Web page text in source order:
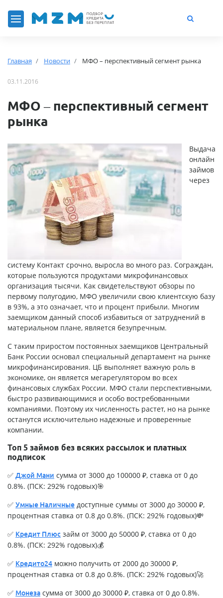
Главная Новости МФО – перспективный сегмент рынка
03.11.2016
МФО – перспективный сегмент
рынка
Выдача
онлайн
займов
через
систему Контакт срочно, выросла во много раз. Сограждан,
которые пользуются продуктами микрофинансовых
организация тысячи. Как свидетельствуют обзоры по
первому полугодию, МФО увеличили свою клиентскую базу
в 93%, а это означает, что и процент прибыли. Многим
заемщиком данный способ избавиться от затруднений в
материальном плане, является безупречным.
С таким приростом постоянных заемщиков Центральный
Банк России основал специальный департамент на рынке
микрофинансирования. ЦБ выполняет важную роль в
экономике, он является мегарегулятором во всех
финансовых службах России. МФО стали перспективными,
быстро развивающимися и особо востребованными
компаниями. Поэтому их численность растет, но на рынке
останутся исключительно надежные и проверенные
компании.
Топ 5 займов без всяких рассылок и платных
подписок
✅ Джой Мани сумма от 3000 до 100000 ₽, ставка от 0 до
0.8%. (ПСК: 292% годовых)🎯
✅ Умные Наличные доступные суммы от 3000 до 30000 ₽,
процентная ставка от 0.8 до 0.8%. (ПСК: 292% годовых)💸
✅ Кредит Плюс займ от 3000 до 50000 ₽, ставка от 0 до
0.8%. (ПСК: 292% годовых)💰
✅ Кредито24 можно получить от 2000 до 30000 ₽,
процентная ставка от 0.8 до 0.8%. (ПСК: 292% годовых)🚀
✅ Монеза сумма от 3000 до 30000 ₽, ставка от 0 до 0.8%.